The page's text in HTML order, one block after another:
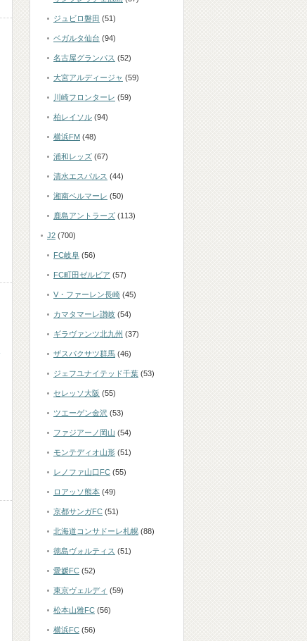
ジュビロ磐田 (51)
ベガルタ仙台 (94)
名古屋グランパス (52)
大宮アルディージャ (59)
川崎フロンターレ (59)
柏レイソル (94)
横浜FM (48)
浦和レッズ (67)
清水エスパルス (44)
湘南ベルマーレ (50)
鹿島アントラーズ (113)
J2 (700)
FC岐阜 (56)
FC町田ゼルビア (57)
V・ファーレン長崎 (45)
カマタマーレ讃岐 (54)
ギラヴァンツ北九州 (37)
ザスパクサツ群馬 (46)
ジェフユナイテッド千葉 (53)
セレッソ大阪 (55)
ツエーゲン金沢 (53)
ファジアーノ岡山 (54)
モンテディオ山形 (51)
レノファ山口FC (55)
ロアッソ熊本 (49)
京都サンガFC (51)
北海道コンサドーレ札幌 (88)
徳島ヴォルティス (51)
愛媛FC (52)
東京ヴェルディ (59)
松本山雅FC (56)
横浜FC (56)